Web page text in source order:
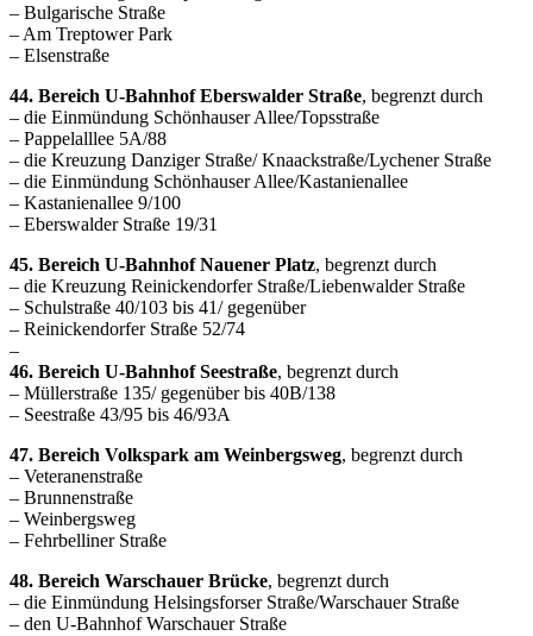
– Bulgarische Straße
– Am Treptower Park
– Elsenstraße
44. Bereich U-Bahnhof Eberswalder Straße, begrenzt durch
– die Einmündung Schönhauser Allee/Topsstraße
– Pappelalllee 5A/88
– die Kreuzung Danziger Straße/ Knaackstraße/Lychener Straße
– die Einmündung Schönhauser Allee/Kastanienallee
– Kastanienallee 9/100
– Eberswalder Straße 19/31
45. Bereich U-Bahnhof Nauener Platz, begrenzt durch
– die Kreuzung Reinickendorfer Straße/Liebenwalder Straße
– Schulstraße 40/103 bis 41/ gegenüber
– Reinickendorfer Straße 52/74
–
46. Bereich U-Bahnhof Seestraße, begrenzt durch
– Müllerstraße 135/ gegenüber bis 40B/138
– Seestraße 43/95 bis 46/93A
47. Bereich Volkspark am Weinbergsweg, begrenzt durch
– Veteranenstraße
– Brunnenstraße
– Weinbergsweg
– Fehrbelliner Straße
48. Bereich Warschauer Brücke, begrenzt durch
– die Einmündung Helsingsforser Straße/Warschauer Straße
– den U-Bahnhof Warschauer Straße